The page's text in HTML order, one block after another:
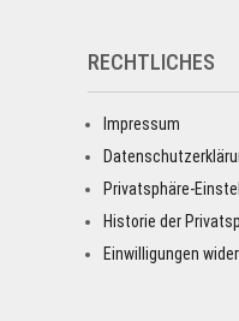
RECHTLICHES
Impressum
Privatsphäre-
Historie der
Einwilligungen